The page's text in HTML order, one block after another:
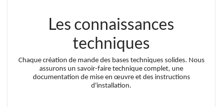
Les connaissances
techniques
Chaque création de mande des bases techniques solides. Nous
assurons un savoir-faire technique complet, une
documentation de mise en œuvre et des instructions
d'installation.